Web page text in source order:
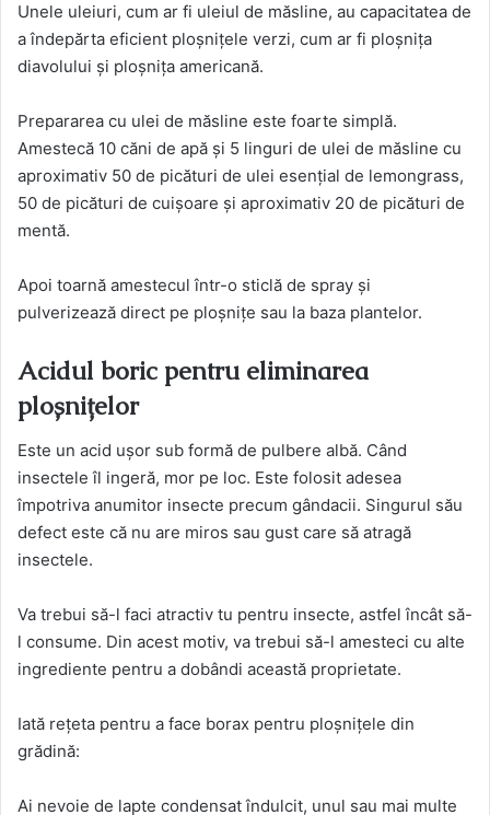
Unele uleiuri, cum ar fi uleiul de măsline, au capacitatea de
a îndepărta eficient ploșnițele verzi, cum ar fi ploșnița
diavolului și ploșnița americană.
Prepararea cu ulei de măsline este foarte simplă.
Amestecă 10 căni de apă și 5 linguri de ulei de măsline cu
aproximativ 50 de picături de ulei esențial de lemongrass,
50 de picături de cuișoare și aproximativ 20 de picături de
mentă.
Apoi toarnă amestecul într-o sticlă de spray și
pulverizează direct pe ploșnițe sau la baza plantelor.
Acidul boric pentru eliminarea
ploșnițelor
Este un acid ușor sub formă de pulbere albă. Când
insectele îl ingeră, mor pe loc. Este folosit adesea
împotriva anumitor insecte precum gândacii. Singurul său
defect este că nu are miros sau gust care să atragă
insectele.
Va trebui să-l faci atractiv tu pentru insecte, astfel încât să-
l consume. Din acest motiv, va trebui să-l amesteci cu alte
ingrediente pentru a dobândi această proprietate.
Iată rețeta pentru a face borax pentru ploșnițele din
grădină:
Ai nevoie de lapte condensat îndulcit, unul sau mai multe